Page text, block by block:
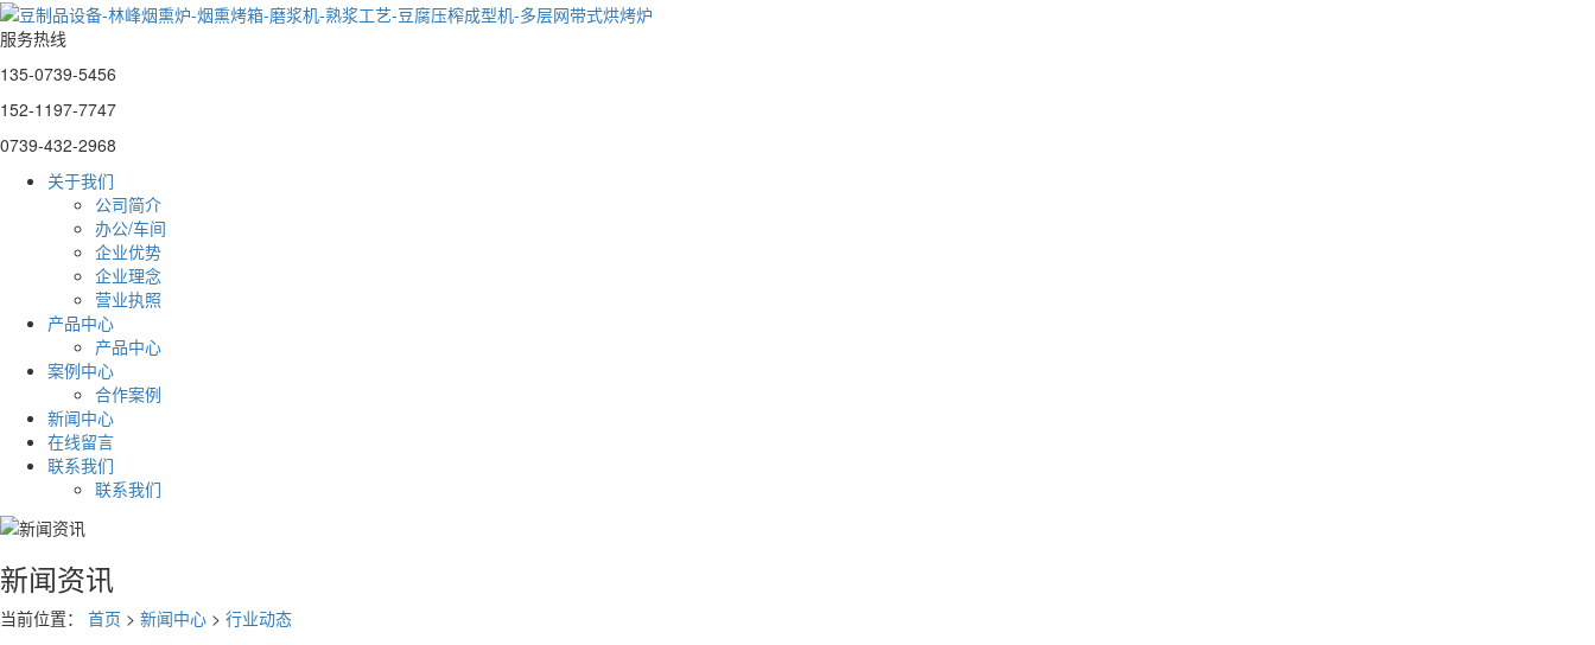
服务热线
135-0739-5456
152-1197-7747
0739-432-2968
关于我们
公司简介
办公/车间
企业优势
企业理念
营业执照
产品中心
产品中心
案例中心
合作案例
新闻中心
在线留言
联系我们
联系我们
新闻资讯
当前位置： 首页 > 新闻中心 > 行业动态